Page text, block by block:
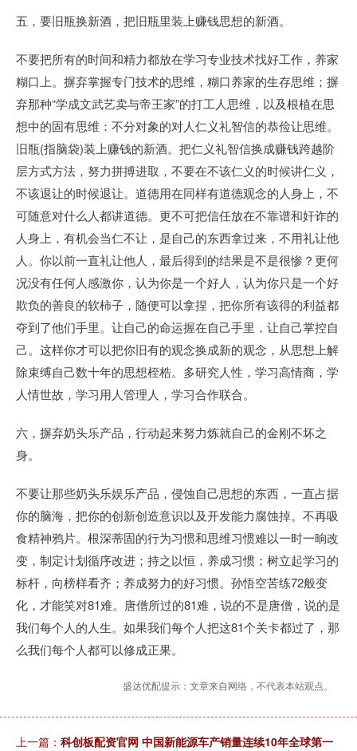
五，要旧瓶换新酒，把旧瓶里装上赚钱思想的新酒。
不要把所有的时间和精力都放在学习专业技术找好工作，养家
糊口上。摒弃掌握专门技术的思维，糊口养家的生存思维；摒
弃那种“学成文武艺卖与帝王家”的打工人思维，以及根植在思
想中的固有思维：不分对象的对人仁义礼智信的恭俭让思维。
旧瓶(指脑袋)装上赚钱的新酒。把仁义礼智信换成赚钱跨越阶
层方式方法，努力拼搏进取，不要在不该仁义的时候讲仁义，
不该退让的时候退让。道德用在同样有道德观念的人身上，不
可随意对什么人都讲道德。更不可把信任放在不靠谱和奸诈的
人身上，有机会当仁不让，是自己的东西拿过来，不用礼让他
人。你以前一直礼让他人，最后得到的结果是不是很惨？更何
况没有任何人感激你，认为你是一个好人，认为你只是一个好
欺负的善良的软柿子，随便可以拿捏，把你所有该得的利益都
夺到了他们手里。让自己的命运握在自己手里，让自己掌控自
己。这样你才可以把你旧有的观念换成新的观念，从思想上解
除束缚自己数十年的思想桎梏。多研究人性，学习高情商，学
人情世故，学习用人管理人，学习合作联合。
六，摒弃奶头乐产品，行动起来努力炼就自己的金刚不坏之
身。
不要让那些奶头乐娱乐产品，侵蚀自己思想的东西，一直占据
你的脑海，把你的创新创造意识以及开发能力腐蚀掉。不再吸
食精神鸦片。根深蒂固的行为习惯和思维习惯难以一时一晌改
变，制定计划循序改进；持之以恒，养成习惯；树立起学习的
标杆，向榜样看齐；养成努力的好习惯。孙悟空苦练72般变
化，才能笑对81难。唐僧所过的81难，说的不是唐僧，说的是
我们每个人的人生。如果我们每个人把这81个关卡都过了，那
么我们每个人都可以修成正果。
盛达优配提示：文章来自网络，不代表本站观点。
上一篇： 科创板配资官网 中国新能源车产销量连续10年全球第一